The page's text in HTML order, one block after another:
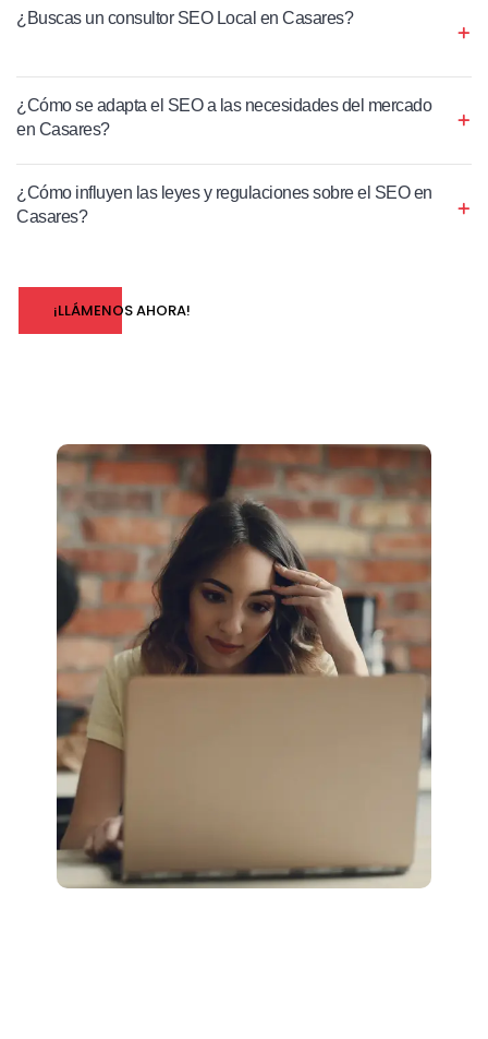
¿Buscas un consultor SEO Local en Casares?
¿Cómo se adapta el SEO a las necesidades del mercado
en Casares?
¿Cómo influyen las leyes y regulaciones sobre el SEO en
Casares?
¡LLÁMENOS AHORA!